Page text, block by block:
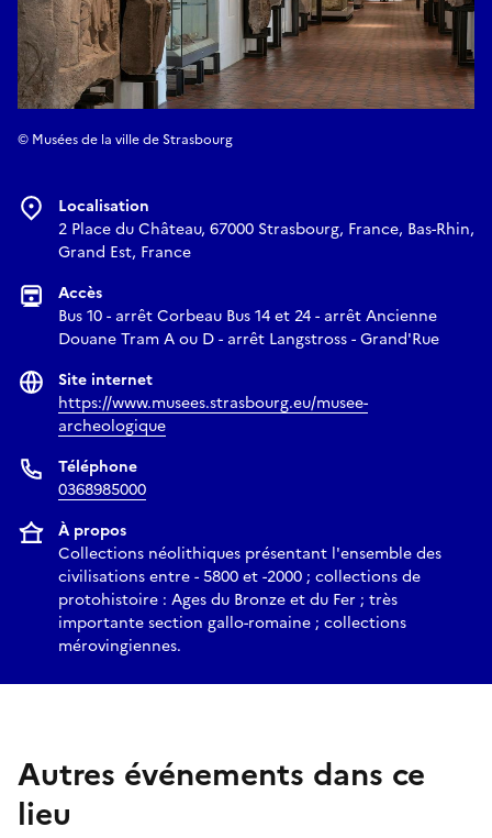
© Musées de la ville de Strasbourg
Localisation
2 Place du Château, 67000 Strasbourg, France, Bas-Rhin,
Grand Est, France
Accès
Bus 10 - arrêt Corbeau Bus 14 et 24 - arrêt Ancienne
Douane Tram A ou D - arrêt Langstross - Grand'Rue
Site internet
https://www.musees.strasbourg.eu/musee-
archeologique
Téléphone
0368985000
À propos
Collections néolithiques présentant l'ensemble des
civilisations entre - 5800 et -2000 ; collections de
protohistoire : Ages du Bronze et du Fer ; très
importante section gallo-romaine ; collections
mérovingiennes.
Autres événements dans ce
lieu